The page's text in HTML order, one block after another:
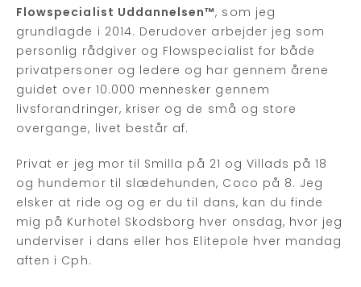
Flowspecialist Uddannelsen™, som jeg
grundlagde i 2014. Derudover arbejder jeg som
personlig rådgiver og Flowspecialist for både
privatpersoner og ledere og har gennem årene
guidet over 10.000 mennesker gennem
livsforandringer, kriser og de små og store
overgange, livet består af.
Privat er jeg mor til Smilla på 21 og Villads på 18
og hundemor til slædehunden, Coco på 8. Jeg
elsker at ride og og er du til dans, kan du finde
mig på Kurhotel Skodsborg hver onsdag, hvor jeg
underviser i dans eller hos Elitepole hver mandag
aften i Cph.